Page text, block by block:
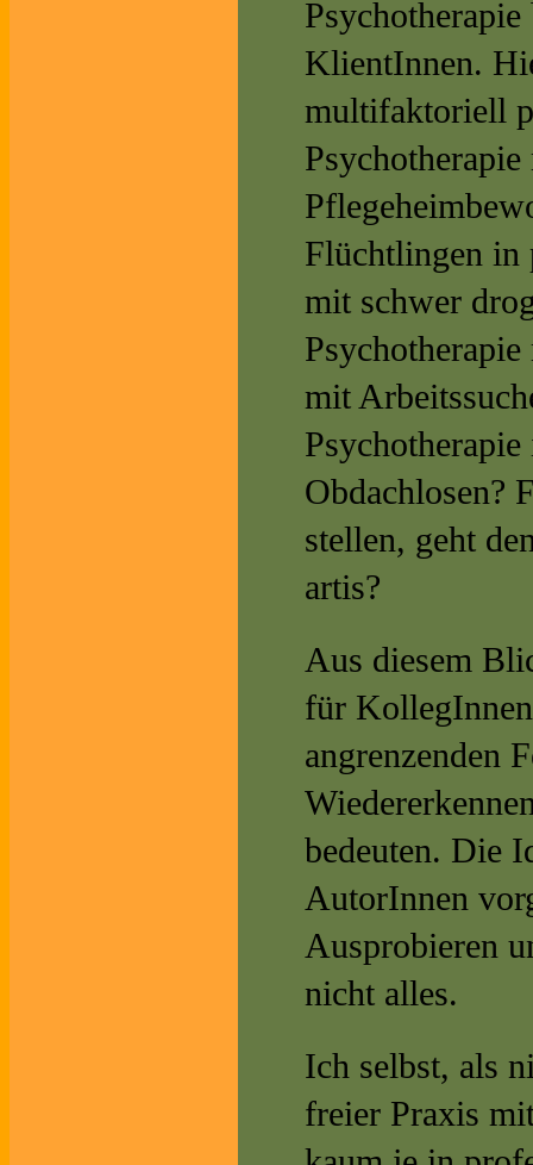
KlientInnen.
multifaktoriell
Flüchtlingen in
mit schwer
mit
Obdachlosen?
stellen, geht
artis?
Aus diesem
für
angrenzenden
bedeuten. Die
AutorInnen
Ausprobieren
nicht alles.
Ich selbst, als
freier Praxis